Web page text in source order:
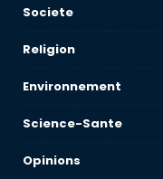
Societe
Religion
Environnement
Science-Sante
Opinions